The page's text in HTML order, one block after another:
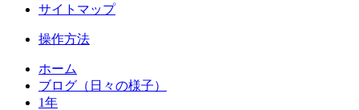
サイトマップ
操作方法
ホーム
ブログ（日々の様子）
1年